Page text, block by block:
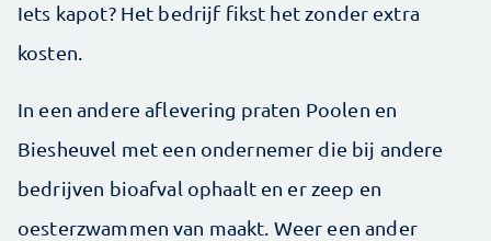
Iets kapot? Het bedrijf fikst het zonder extra
kosten.
In een andere aflevering praten Poolen en
Biesheuvel met een ondernemer die bij andere
bedrijven bioafval ophaalt en er zeep en
oesterzwammen van maakt. Weer een ander